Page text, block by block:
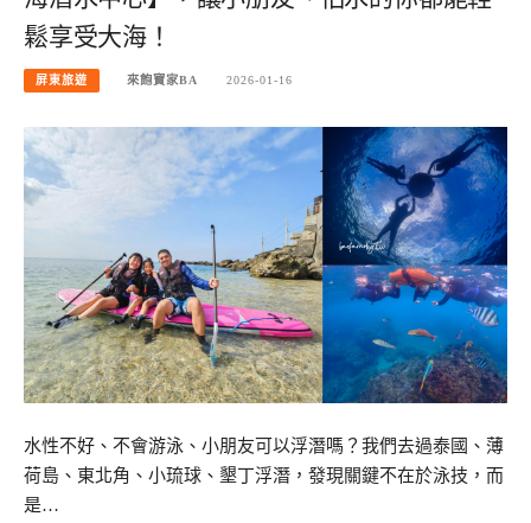
鬆享受大海！
屏東旅遊 來飽寶家BA 2026-01-16
水性不好、不會游泳、小朋友可以浮潛嗎？我們去過泰國、薄
荷島、東北角、小琉球、墾丁浮潛，發現關鍵不在於泳技，而
是…